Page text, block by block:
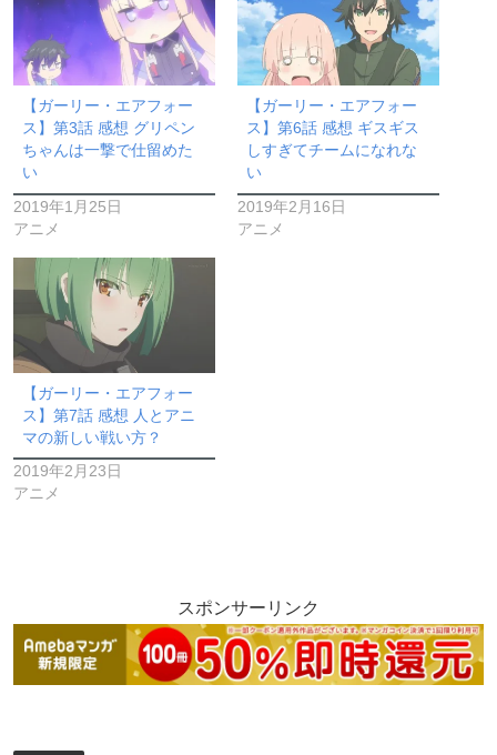
【ガーリー・エアフォー
ス】第3話 感想 グリペン
ちゃんは一撃で仕留めた
い
2019年1月25日
アニメ
【ガーリー・エアフォー
ス】第6話 感想 ギスギス
しすぎてチームになれな
い
2019年2月16日
アニメ
【ガーリー・エアフォー
ス】第7話 感想 人とアニ
マの新しい戦い方？
2019年2月23日
アニメ
スポンサーリンク